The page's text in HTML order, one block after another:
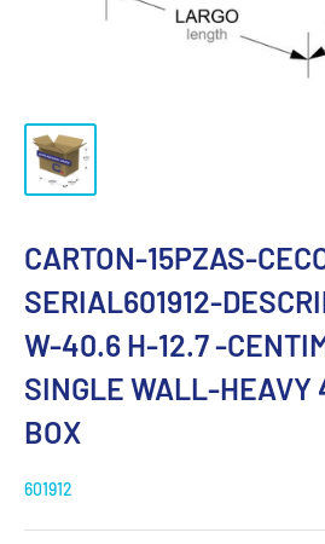
CARTON-15PZAS-
SERIAL601912-
W-40.6 H-12.7 -
SINGLE WALL-HEAVY
BOX
601912